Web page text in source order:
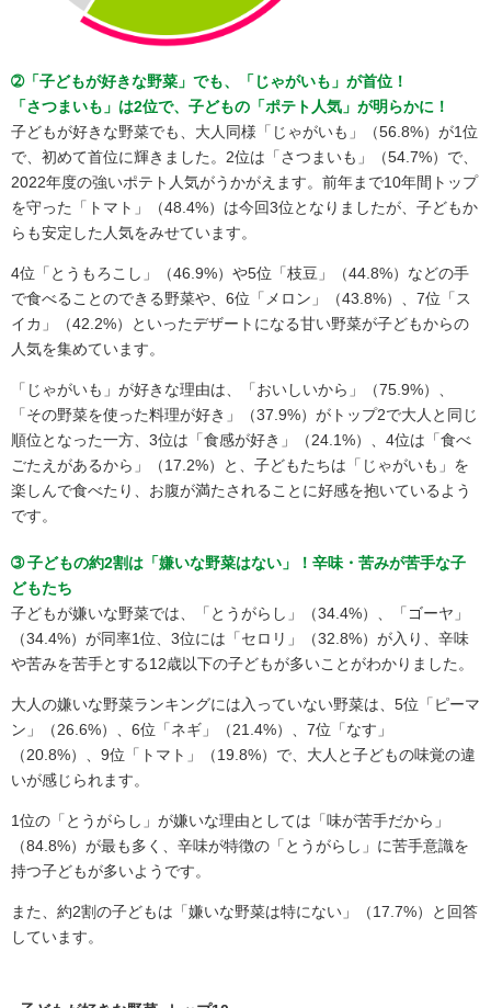
➁「子どもが好きな野菜」でも、「じゃがいも」が首位！
「さつまいも」は2位で、子どもの「ポテト人気」が明らかに！
子どもが好きな野菜でも、大人同様「じゃがいも」（56.8%）が1位
で、初めて首位に輝きました。2位は「さつまいも」（54.7%）で、
2022年度の強いポテト人気がうかがえます。前年まで10年間トップ
を守った「トマト」（48.4%）は今回3位となりましたが、子どもか
らも安定した人気をみせています。
4位「とうもろこし」（46.9%）や5位「枝豆」（44.8%）などの手
で食べることのできる野菜や、6位「メロン」（43.8%）、7位「ス
イカ」（42.2%）といったデザートになる甘い野菜が子どもからの
人気を集めています。
「じゃがいも」が好きな理由は、「おいしいから」（75.9%）、
「その野菜を使った料理が好き」（37.9%）がトップ2で大人と同じ
順位となった一方、3位は「食感が好き」（24.1%）、4位は「食べ
ごたえがあるから」（17.2%）と、子どもたちは「じゃがいも」を
楽しんで食べたり、お腹が満たされることに好感を抱いているよう
です。
➂ 子どもの約2割は「嫌いな野菜はない」！辛味・苦みが苦手な子
どもたち
子どもが嫌いな野菜では、「とうがらし」（34.4%）、「ゴーヤ」
（34.4%）が同率1位、3位には「セロリ」（32.8%）が入り、辛味
や苦みを苦手とする12歳以下の子どもが多いことがわかりました。
大人の嫌いな野菜ランキングには入っていない野菜は、5位「ピーマ
ン」（26.6%）、6位「ネギ」（21.4%）、7位「なす」
（20.8%）、9位「トマト」（19.8%）で、大人と子どもの味覚の違
いが感じられます。
1位の「とうがらし」が嫌いな理由としては「味が苦手だから」
（84.8%）が最も多く、辛味が特徴の「とうがらし」に苦手意識を
持つ子どもが多いようです。
また、約2割の子どもは「嫌いな野菜は特にない」（17.7%）と回答
しています。